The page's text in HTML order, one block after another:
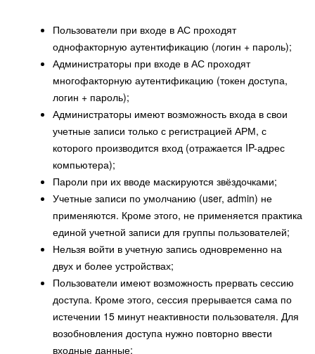
Пользователи при входе в АС проходят
однофакторную аутентификацию (логин + пароль);
Администраторы при входе в АС проходят
многофакторную аутентификацию (токен доступа,
логин + пароль);
Администраторы имеют возможность входа в свои
учетные записи только с регистрацией АРМ, с
которого производится вход (отражается IP-адрес
компьютера);
Пароли при их вводе маскируются звёздочками;
Учетные записи по умолчанию (user, admin) не
применяются. Кроме этого, не применяется практика
единой учетной записи для группы пользователей;
Нельзя войти в учетную запись одновременно на
двух и более устройствах;
Пользователи имеют возможность прервать сессию
доступа. Кроме этого, сессия прерывается сама по
истечении 15 минут неактивности пользователя. Для
возобновления доступа нужно повторно ввести
входные данные;